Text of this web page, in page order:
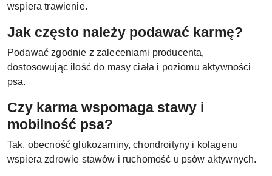
wspiera trawienie.
Jak często należy podawać karmę?
Podawać zgodnie z zaleceniami producenta,
dostosowując ilość do masy ciała i poziomu aktywności
psa.
Czy karma wspomaga stawy i
mobilność psa?
Tak, obecność glukozaminy, chondroityny i kolagenu
wspiera zdrowie stawów i ruchomość u psów aktywnych.